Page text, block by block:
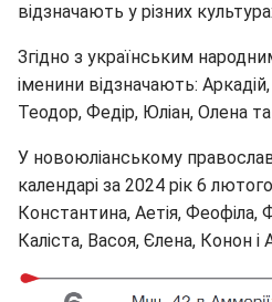
відзначають у різних
Згідно з українським
іменини відзначають:
Теодор, Федір, Юліан, Олена та
У новоюліанському
календарі за 2024 рік 6
Константина, Аетія, Феофіла,
Каліста, Васоя, Єлена, Конон і